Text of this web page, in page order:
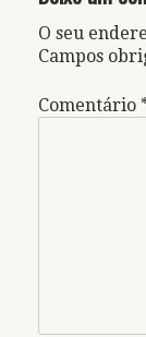
O seu
Campos
Comentário